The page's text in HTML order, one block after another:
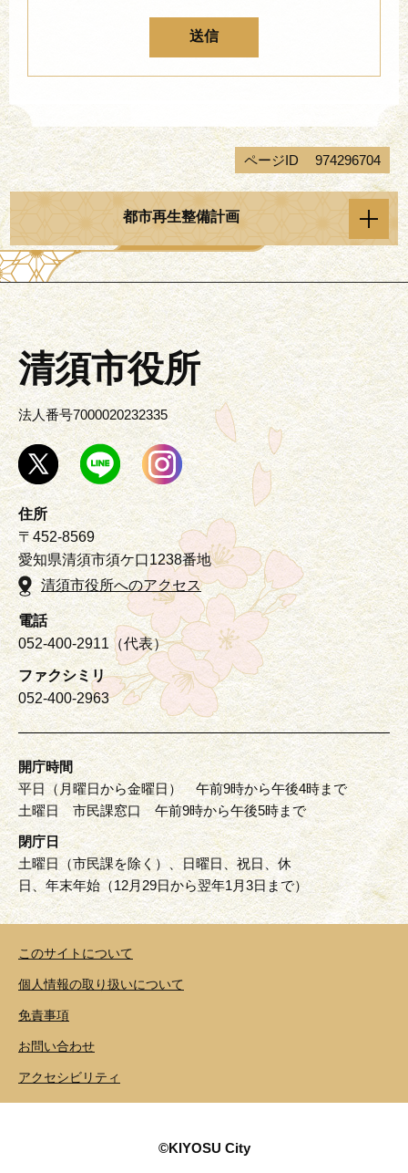
ページID 974296704
都市再生整備計画
清須市役所
法人番号7000020232335
住所
〒452-8569
愛知県清須市須ケ口1238番地
清須市役所へのアクセス
電話
052-400-2911（代表）
ファクシミリ
052-400-2963
開庁時間
平日（月曜日から金曜日） 午前9時から午後4時まで
土曜日 市民課窓口 午前9時から午後5時まで
閉庁日
土曜日（市民課を除く）、日曜日、祝日、休
日、年末年始（12月29日から翌年1月3日まで）
このサイトについて
個人情報の取り扱いについて
免責事項
お問い合わせ
アクセシビリティ
©KIYOSU City